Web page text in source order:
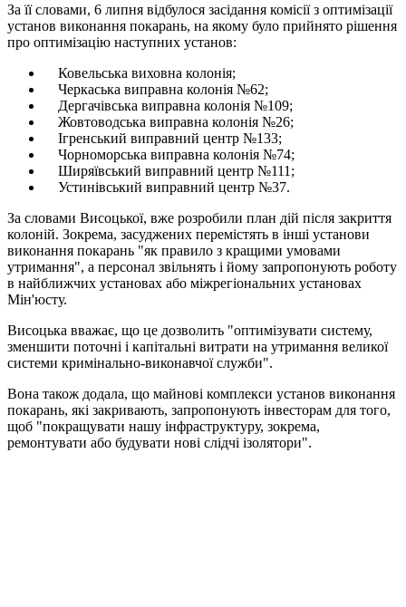
За її словами, 6 липня відбулося засідання комісії з оптимізації
установ виконання покарань, на якому було прийнято рішення
про оптимізацію наступних установ:
Ковельська виховна колонія;
Черкаська виправна колонія №62;
Дергачівська виправна колонія №109;
Жовтоводська виправна колонія №26;
Ігренський виправний центр №133;
Чорноморська виправна колонія №74;
Ширяївський виправний центр №111;
Устинівський виправний центр №37.
За словами Висоцької, вже розробили план дій після закриття
колоній. Зокрема, засуджених перемістять в інші установи
виконання покарань "як правило з кращими умовами
утримання", а персонал звільнять і йому запропонують роботу
в найближчих установах або міжрегіональних установах
Мін'юсту.
Висоцька вважає, що це дозволить "оптимізувати систему,
зменшити поточні і капітальні витрати на утримання великої
системи кримінально-виконавчої служби".
Вона також додала, що майнові комплекси установ виконання
покарань, які закривають, запропонують інвесторам для того,
щоб "покращувати нашу інфраструктуру, зокрема,
ремонтувати або будувати нові слідчі ізолятори".